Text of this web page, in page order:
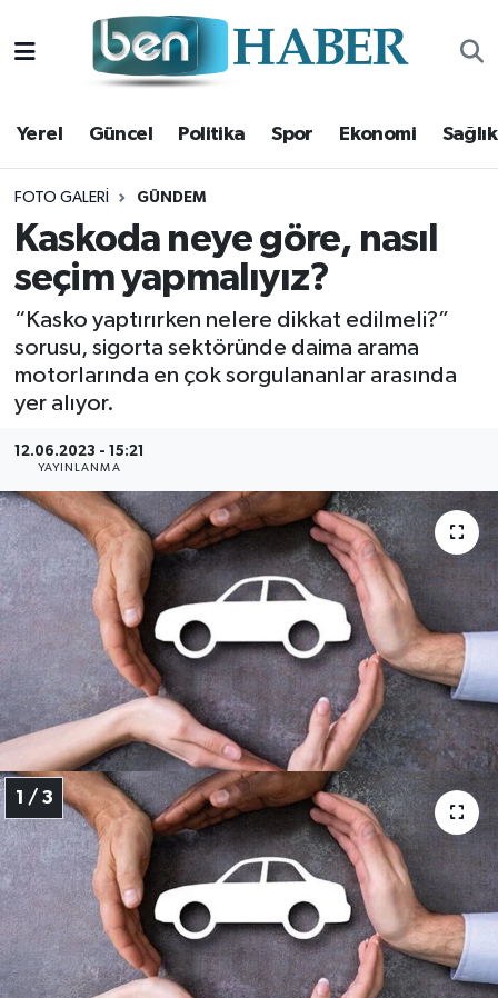
Yerel Güncel Politika Spor Ekonomi Sağlık
FOTO GALERI GÜNDEM
Kaskoda neye göre, nasıl
seçim yapmalıyız?
“Kasko yaptırırken nelere dikkat edilmeli?”
sorusu, sigorta sektöründe daima arama
motorlarında en çok sorgulananlar arasında
yer alıyor.
12.06.2023 - 15:21
YAYINLANMA
1 / 3
Yerel
Güncel
Politika
Spor
Ekonomi
Sağlık
Resmi Reklam
Röportajlar
Hava Durumu
Trafik Durumu
Süper Lig Puan Durumu ve Fikstür
Tüm Manşetler
Son Dakika Haberleri
Haber Arşivi